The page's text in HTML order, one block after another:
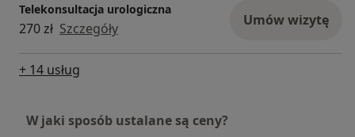
Telekonsultacja urologiczna
270 zł Szczegóły Umów wizytę
+ 14 usług
W jaki sposób ustalane są ceny?